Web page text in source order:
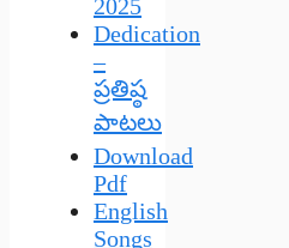
2025
Dedication
–
ప్రతిష్ఠ
పాటలు
Download
Pdf
English
Songs